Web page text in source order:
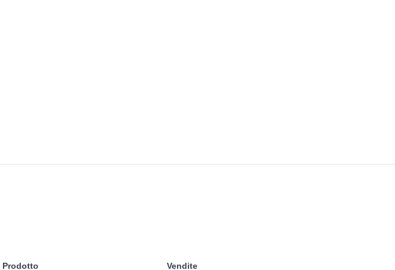
Prodotto Vendite